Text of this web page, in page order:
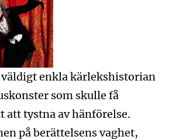
väldigt enkla kärlekshistorian
som skulle få
att tystna av hänförelse.
på berättelsens vaghet,